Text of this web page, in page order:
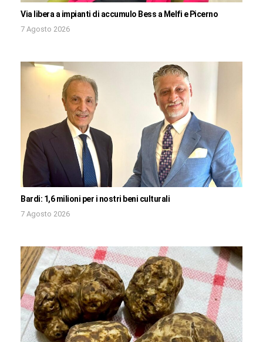
Via libera a impianti di accumulo Bess a Melfi e Picerno
7 Agosto 2026
Bardi: 1,6 milioni per i nostri beni culturali
7 Agosto 2026